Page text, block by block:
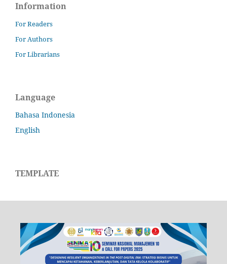
Information
For Readers
For Authors
For Librarians
Language
Bahasa Indonesia
English
TEMPLATE